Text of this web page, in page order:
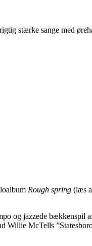
stærke sange med
Rough spring (læs
og jazzede bækkenspil
McTells